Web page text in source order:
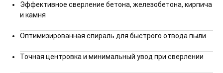
Эффективное сверление бетона, железобетона, кирпича
и камня
Оптимизированная спираль для быстрого отвода пыли
Точная центровка и минимальный увод при сверлении